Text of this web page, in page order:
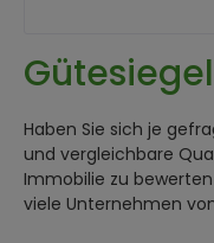
Haben Sie sich je
und vergleichbare
Immobilie zu
viele Unternehmen